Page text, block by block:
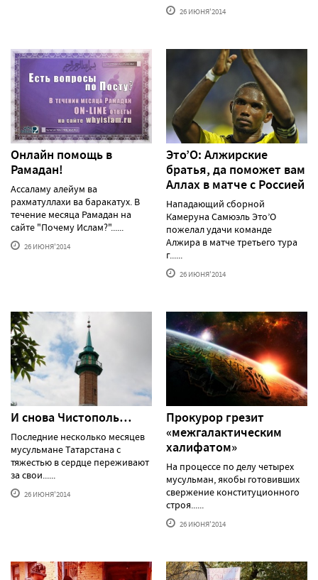
26 ИЮНЯ'2014
Онлайн помощь в
Рамадан!
Ассаламу алейум ва
рахматуллахи ва баракатух. В
течение месяца Рамадан на
сайте "Почему Ислам?"......
26 ИЮНЯ'2014
Это’О: Алжирские
братья, да поможет вам
Аллах в матче с Россией
Нападающий сборной
Камеруна Самюэль Это’О
пожелал удачи команде
Алжира в матче третьего тура
г......
26 ИЮНЯ'2014
И снова Чистополь…
Последние несколько месяцев
мусульмане Татарстана с
тяжестью в сердце переживают
за свои......
26 ИЮНЯ'2014
Прокурор грезит
«межгалактическим
халифатом»
На процессе по делу четырех
мусульман, якобы готовивших
свержение конституционного
строя......
26 ИЮНЯ'2014